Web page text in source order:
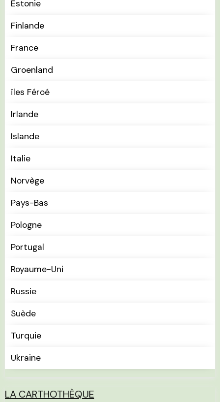
Estonie
Finlande
France
Groenland
îles Féroé
Irlande
Islande
Italie
Norvège
Pays-Bas
Pologne
Portugal
Royaume-Uni
Russie
Suède
Turquie
Ukraine
LA CARTHOTHÈQUE